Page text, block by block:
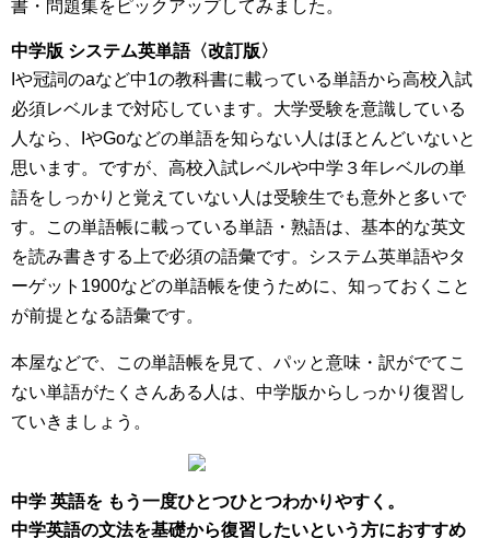
書・問題集をピックアップしてみました。
中学版 システム英単語〈改訂版〉
Iや冠詞のaなど中1の教科書に載っている単語から高校入試
必須レベルまで対応しています。大学受験を意識している
人なら、IやGoなどの単語を知らない人はほとんどいないと
思います。ですが、高校入試レベルや中学３年レベルの単
語をしっかりと覚えていない人は受験生でも意外と多いで
す。この単語帳に載っている単語・熟語は、基本的な英文
を読み書きする上で必須の語彙です。システム英単語やタ
ーゲット1900などの単語帳を使うために、知っておくこと
が前提となる語彙です。
本屋などで、この単語帳を見て、パッと意味・訳がでてこ
ない単語がたくさんある人は、中学版からしっかり復習し
ていきましょう。
中学 英語を もう一度ひとつひとつわかりやすく。
中学英語の文法を基礎から復習したいという方におすすめ